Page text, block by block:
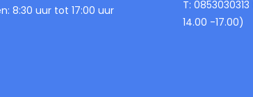
8:30 uur tot 17:00 uur
T:
14.00 -17.00)